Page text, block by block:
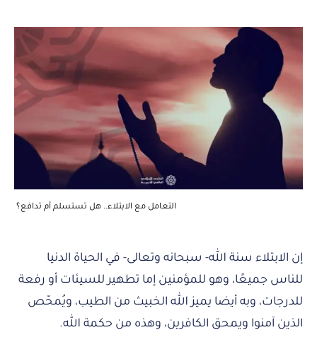
التعامل مع الابتلاء.. هل تستسلم أم تدافع؟
إن الابتلاء سنة الله- سبحانه وتعالى- في الحياة الدنيا
للناس جميعًا، وهو للمؤمنين إما تطهير للسيئات أو رفعة
للدرجات، وبه أيضا يميز الله الخبيث من الطيب، ويُمحّص
الذين آمنوا ويمحق الكافرين، وهذه من حكمة الله.